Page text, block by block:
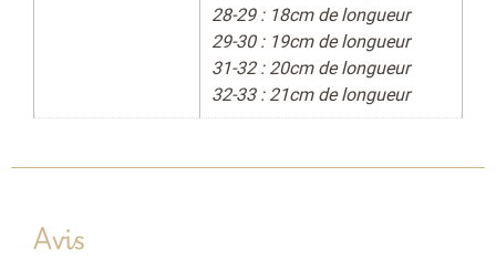
28-29 : 18cm de longueur
29-30 : 19cm de longueur
31-32 : 20cm de longueur
32-33 : 21cm de longueur
Avis